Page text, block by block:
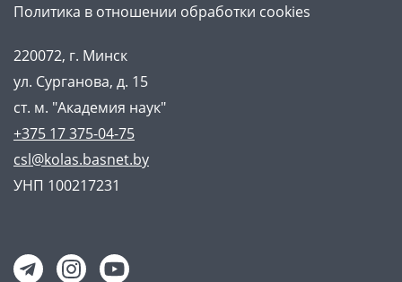
Политика в отношении обработки cookies
220072, г. Минск
ул. Сурганова, д. 15
ст. м. "Академия наук"
+375 17 375-04-75
csl@kolas.basnet.by
УНП 100217231